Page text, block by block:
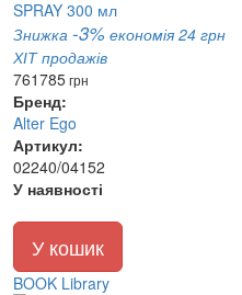
Знижка -3% економія 24 грн
ХІТ продажів
761785грн
Бренд:
Alter Ego
Артикул:
02240/04152
У наявності
У кошик
BOOK Library